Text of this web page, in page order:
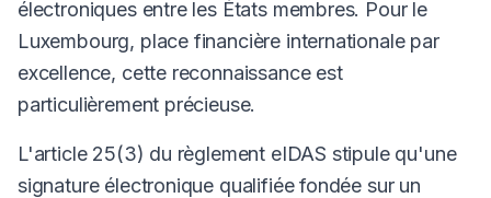
électroniques entre les États membres. Pour le
Luxembourg, place financière internationale par
excellence, cette reconnaissance est
particulièrement précieuse.
L'article 25(3) du règlement eIDAS stipule qu'une
signature électronique qualifiée fondée sur un